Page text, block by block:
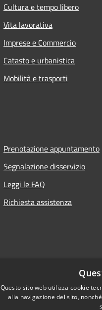
Cultura e tempo libero
Vita lavorativa
Imprese e Commercio
Catasto e urbanistica
Mobilità e trasporti
Prenotazione appuntamento
Segnalazione disservizio
Leggi le FAQ
Richiesta assistenza
Questo sito web utilizza cookie
alla navigazione del sito,